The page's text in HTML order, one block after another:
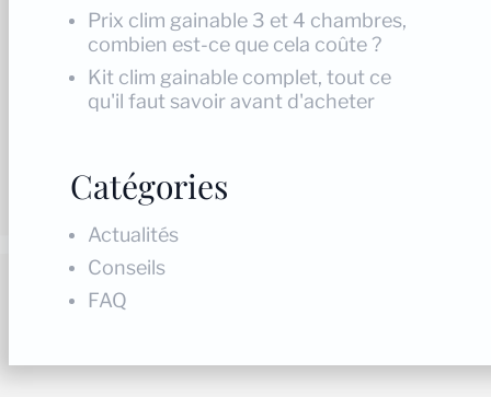
Prix clim gainable 3 et 4 chambres,
combien est-ce que cela coûte ?
Kit clim gainable complet, tout ce
qu'il faut savoir avant d'acheter
Catégories
Actualités
Conseils
FAQ